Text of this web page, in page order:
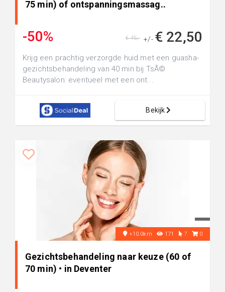
75 min) of ontspanningsmassag..
-50% +/- € 22,50
€ 45,-
Krijg een prachtig verzorgde huid met een guasha-
gezichtsbehandeling van 40 min bij TsÃ©
Beautysalon: eventueel met een ont...
Bekijk
+10.0km 171 7 0
Gezichtsbehandeling naar keuze (60 of
70 min) • in Deventer